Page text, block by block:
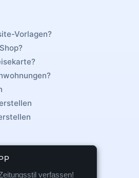
Vorlagen?
verfassen!